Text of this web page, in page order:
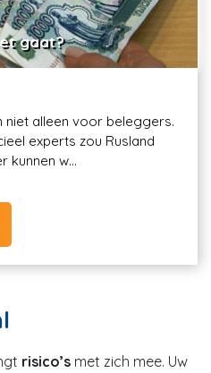
gaat?
niet alleen voor beleggers.
experts zou Rusland
kunnen w...
risico’s met zich mee. Uw